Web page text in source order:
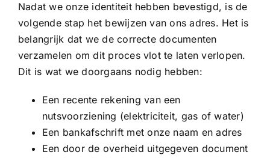
Nadat we onze identiteit hebben bevestigd, is de
volgende stap het bewijzen van ons adres. Het is
belangrijk dat we de correcte documenten
verzamelen om dit proces vlot te laten verlopen.
Dit is wat we doorgaans nodig hebben:
Een recente rekening van een
nutsvoorziening (elektriciteit, gas of water)
Een bankafschrift met onze naam en adres
Een door de overheid uitgegeven document